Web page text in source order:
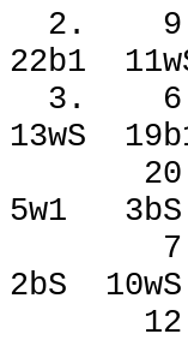
2. 9
22b1
3. 6
13wЅ
20
5w1
7
2bЅ
12